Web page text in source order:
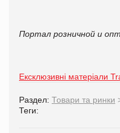
Портал розничной и
Ексклюзивні матеріали
Раздел: Товари та ринки
Теги: